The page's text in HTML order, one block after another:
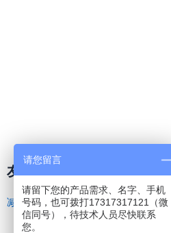
友情链接
减震器|空气弹簧|橡胶接头 |
请您留言
请留下您的产品需求、名字、手机
号码，也可拨打17317317121（微
信同号），待技术人员尽快联系
您。